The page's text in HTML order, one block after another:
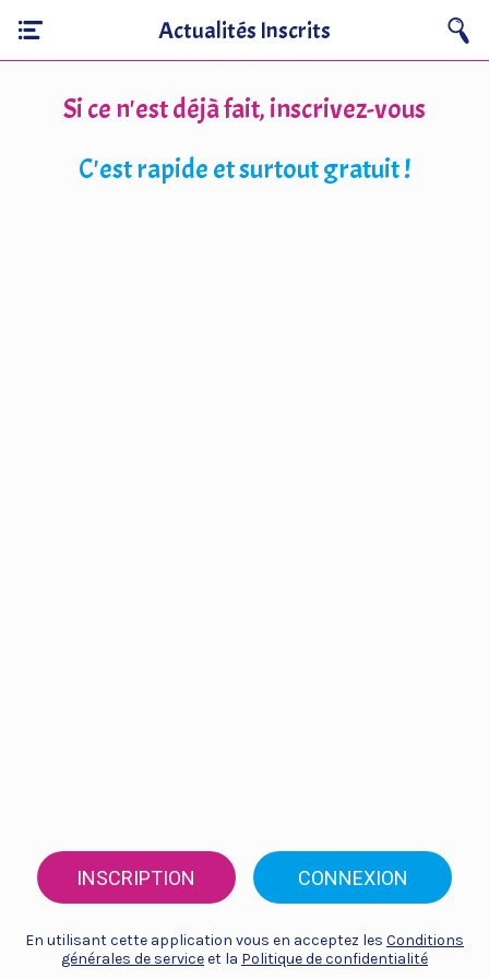
Actualités Inscrits
Si ce n'est déjà fait, inscrivez-vous
C'est rapide et surtout gratuit !
INSCRIPTION CONNEXION
En utilisant cette application vous en acceptez les Conditions
générales de serviceet la Politique de confidentialité